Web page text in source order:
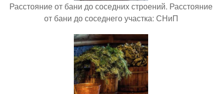
Расстояние от бани до соседних строений. Расстояние
от бани до соседнего участка: СНиП